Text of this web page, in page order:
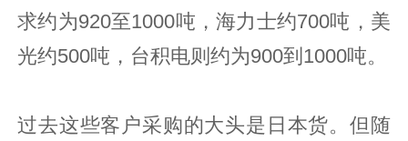
求约为920至1000吨，海力士约700吨，美
光约500吨，台积电则约为900到1000吨。
过去这些客户采购的大头是日本货。但随